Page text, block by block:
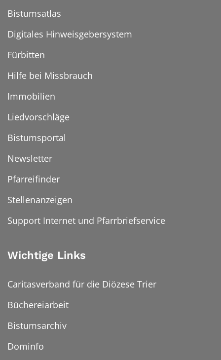
Bistumsatlas
Digitales Hinweisgebersystem
Fürbitten
Hilfe bei Missbrauch
Immobilien
Liedvorschläge
Bistumsportal
Newsletter
Pfarreifinder
Stellenanzeigen
Support Internet und Pfarrbriefservice
Wichtige Links
Caritasverband für die Diözese Trier
Büchereiarbeit
Bistumsarchiv
Dominfo